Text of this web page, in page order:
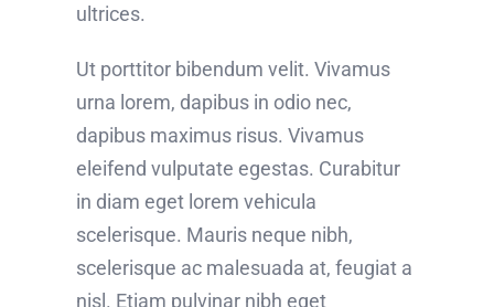
ultrices.
Ut porttitor bibendum velit. Vivamus
urna lorem, dapibus in odio nec,
dapibus maximus risus. Vivamus
eleifend vulputate egestas. Curabitur
in diam eget lorem vehicula
scelerisque. Mauris neque nibh,
scelerisque ac malesuada at, feugiat a
nisl. Etiam pulvinar nibh eget